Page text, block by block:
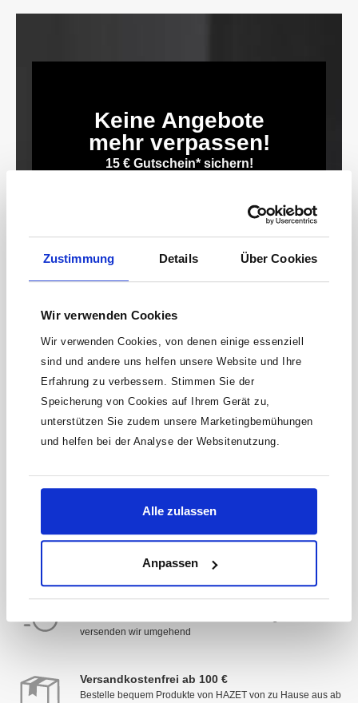
Zustimmung Details Über Cookies
Wir verwenden Cookies
Wir verwenden Cookies, von denen einige essenziell
sind und andere uns helfen unsere Website und Ihre
Erfahrung zu verbessern. Stimmen Sie der
Speicherung von Cookies auf Ihrem Gerät zu,
unterstützen Sie zudem unsere Marketingbemühungen
und helfen bei der Analyse der Websitenutzung.
Alle zulassen
Anpassen
Keine Angebote
mehr verpassen!
15 € Gutschein* sichern!
Newsletter und erhalte Informationen zu
nächsten Einkauf.
einlösbar. Mit der Anmeldung akzeptierst du unsere
Datenschutzbestimmungen. Alle Daten werden vertraulich
Schnelle Lieferung
versenden wir umgehend
Versandkostenfrei ab 100 €
Bestelle bequem Produkte von HAZET von zu Hause aus ab